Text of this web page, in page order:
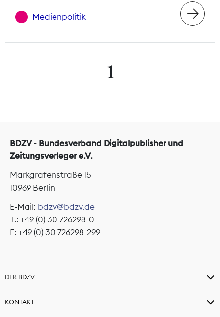
Medienpolitik
1
BDZV - Bundesverband Digitalpublisher und
Zeitungsverleger e.V.
Markgrafenstraße 15
10969 Berlin
E-Mail: bdzv@bdzv.de
T.: +49 (0) 30 726298-0
F: +49 (0) 30 726298-299
DER BDZV
KONTAKT